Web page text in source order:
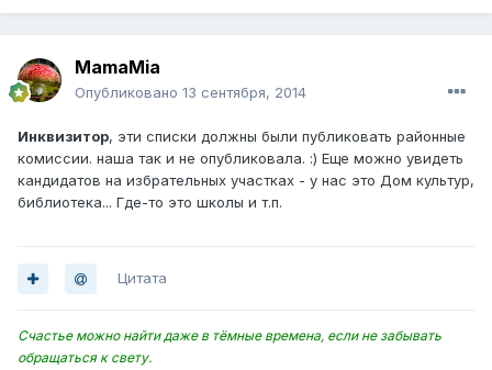
MamaMia
Опубликовано 13 сентября, 2014
Инквизитор, эти списки должны были публиковать районные
комиссии. наша так и не опубликовала. :) Еще можно увидеть
кандидатов на избрательных участках - у нас это Дом культур,
библиотека... Где-то это школы и т.п.
Цитата
Счастье можно найти даже в тёмные времена, если не забывать
обращаться к свету.